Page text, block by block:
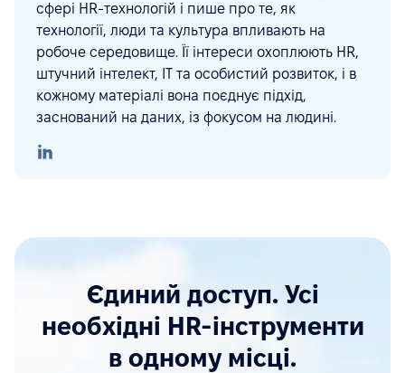
сфері HR-технологій і пише про те, як
технології, люди та культура впливають на
робоче середовище. Її інтереси охоплюють HR,
штучний інтелект, ІТ та особистий розвиток, і в
кожному матеріалі вона поєднує підхід,
заснований на даних, із фокусом на людині.
Єдиний доступ. Усі
необхідні HR-інструменти
в одному місці.